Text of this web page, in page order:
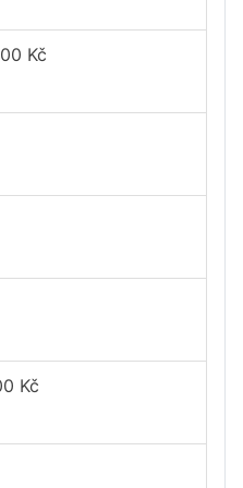
Kč
Kč